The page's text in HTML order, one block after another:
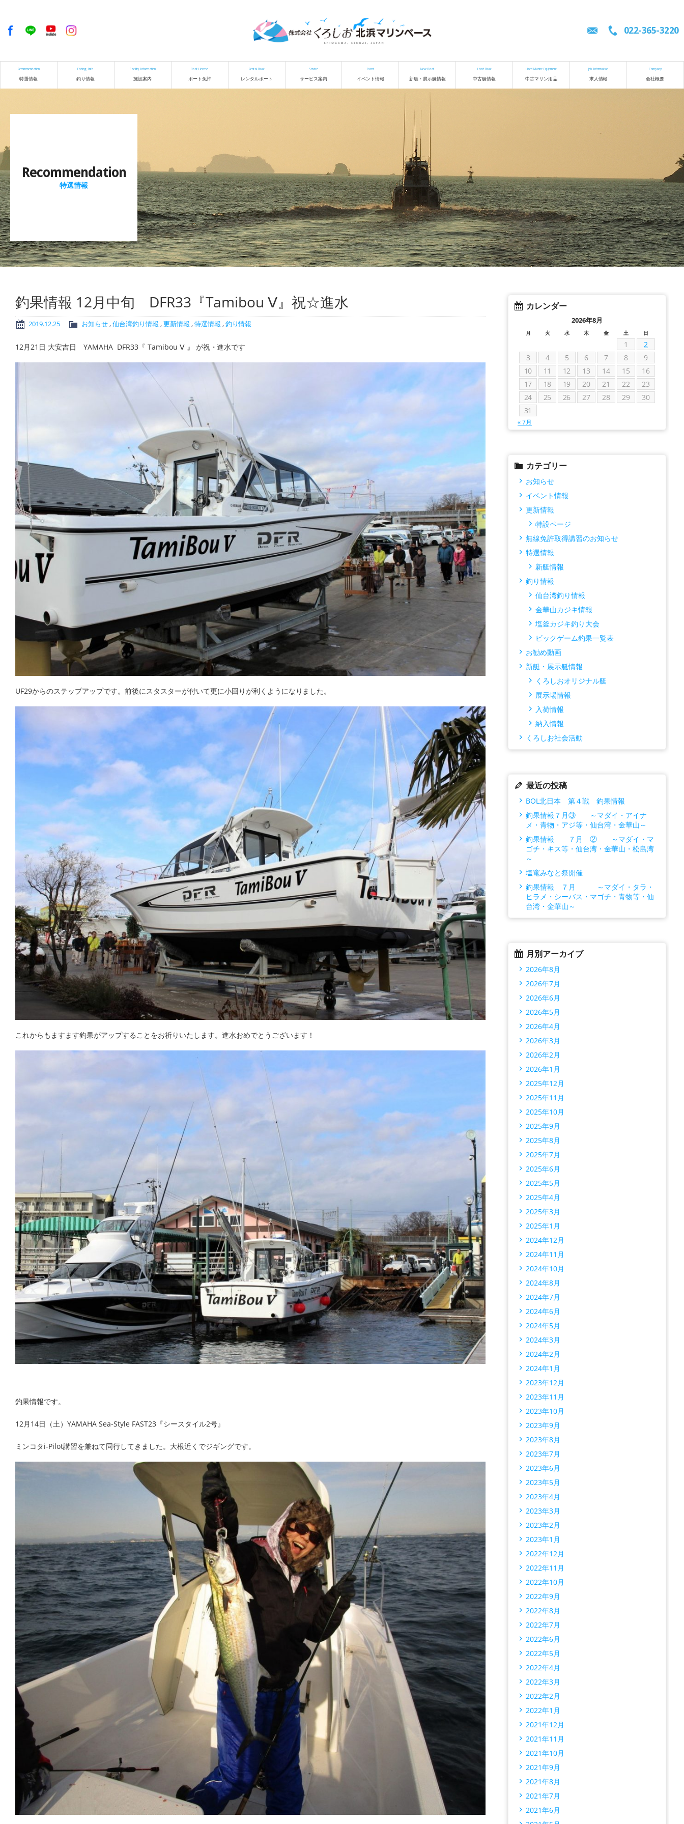
022-365-3220
Recommendation
特選情報
Fishing Info.
釣り情報
Facility Information
施設案内
Boat License
ボート免許
Rental Boat
レンタルボート
Service
サービス案内
Event
イベント情報
New Boat
新艇・展示艇情報
Used Boat
中古艇情報
Used Marine Equipment
中古マリン用品
Job Information
求人情報
Company
会社概要
Recommendation
特選情報
釣果情報 12月中旬 DFR33『Tamibou Ⅴ』祝☆進水
2019.12.25 お知らせ,仙台湾釣り情報 ,更新情報 ,特選情報 ,釣り情報
12月21日 大安吉日 YAMAHA DFR33『 Tamibou Ⅴ 』 が祝・進水です
UF29からのステップアップです。前後にスタスターが付いて更に小回りが利くようになりました。
これからもますます釣果がアップすることをお祈りいたします。進水おめでとうございます！
釣果情報です。
12月14日（土）YAMAHA Sea-Style FAST23『シースタイル2号』
ミンコタi-Pilot講習を兼ねて同行してきました。大根近くでジギングです。
カレンダー
2026年8月
月 火 水 木 金 土 日
1
2
3
4 5 6 7 8
9
10
11 12 13 14 15
16
17
18 19 20 21 22
23
24
25 26 27 28 29
30
31
« 7月
カテゴリー
お知らせ
イベント情報
更新情報
特設ページ
無線免許取得講習のお知らせ
特選情報
新艇情報
釣り情報
仙台湾釣り情報
金華山カジキ情報
塩釜カジキ釣り大会
ビックゲーム釣果一覧表
お勧め動画
新艇・展示艇情報
くろしおオリジナル艇
展示場情報
入荷情報
納入情報
くろしお社会活動
最近の投稿
BOL北日本 第４戦 釣果情報
釣果情報７月③ ～マダイ・アイナ
メ・青物・アジ等・仙台湾・金華山～
釣果情報 ７月 ② ～マダイ・マ
ゴチ・キス等・仙台湾・金華山・松島湾
～
塩竃みなと祭開催
釣果情報 ７月 ～マダイ・タラ・
ヒラメ・シーバス・マゴチ・青物等・仙
台湾・金華山～
月別アーカイブ
2026年8月
2026年7月
2026年6月
2026年5月
2026年4月
2026年3月
2026年2月
2026年1月
2025年12月
2025年11月
2025年10月
2025年9月
2025年8月
2025年7月
2025年6月
2025年5月
2025年4月
2025年3月
2025年1月
2024年12月
2024年11月
2024年10月
2024年8月
2024年7月
2024年6月
2024年5月
2024年3月
2024年2月
2024年1月
2023年12月
2023年11月
2023年10月
2023年9月
2023年8月
2023年7月
2023年6月
2023年5月
2023年4月
2023年3月
2023年2月
2023年1月
2022年12月
2022年11月
2022年10月
2022年9月
2022年8月
2022年7月
2022年6月
2022年5月
2022年4月
2022年3月
2022年2月
2022年1月
2021年12月
2021年11月
2021年10月
2021年9月
2021年8月
2021年7月
2021年6月